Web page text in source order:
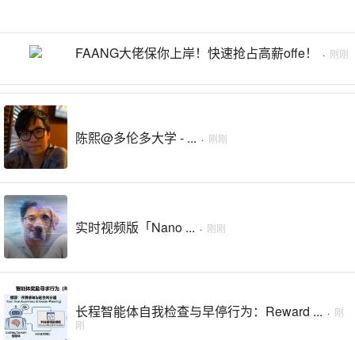
FAANG大佬保你上岸！快速抢占高薪offe！ · 刚刚
陈熙@多伦多大学 - ... · 刚刚
实时视频版「Nano ... · 刚刚
长程智能体自我检查与早停行为：Reward ... · 刚
刚